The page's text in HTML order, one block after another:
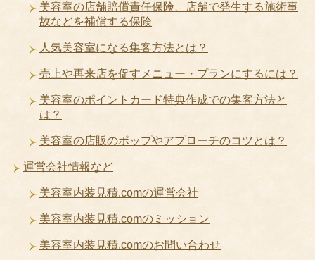
美容室の店舗賠償責任保険、店舗で発生する施術事
故などを補償する保険
人気美容室になる集客方法とは？
売上や再来店を促すメニュー・プランにするには？
美容室のポイントカード特典作成での集客方法と
は？
美容室の店販のポップやアプローチのコツとは？
運営会社情報など
美容室内装見積.comの運営会社
美容室内装見積.comのミッション
美容室内装見積.comのお問い合わせ